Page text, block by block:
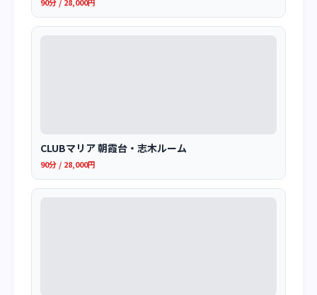
CLUBマリア 朝霞台・志木ルーム
90分 / 28,000円